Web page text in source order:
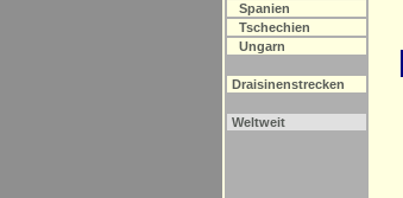
Spanien
Tschechien
Ungarn
Draisinenstrecken
Weltweit